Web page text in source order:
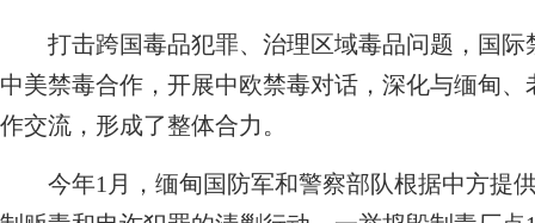
打击跨国毒品犯罪、治理区域毒品问题，国际
中美禁毒合作，开展中欧禁毒对话，深化与缅甸
作交流，形成了整体合力。
今年1月，缅甸国防军和警察部队根据中方提